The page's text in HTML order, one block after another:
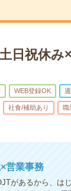
日祝休み
WEB登録OK
社食/補助あり 職
営業事務
があるから、は